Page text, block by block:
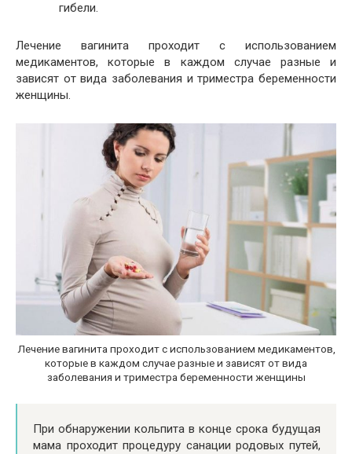
гибели.
Лечение вагинита проходит с использованием
медикаментов, которые в каждом случае разные и
зависят от вида заболевания и триместра беременности
женщины.
Лечение вагинита проходит с использованием медикаментов,
которые в каждом случае разные и зависят от вида
заболевания и триместра беременности женщины
При обнаружении кольпита в конце срока будущая
мама проходит процедуру санации родовых путей,